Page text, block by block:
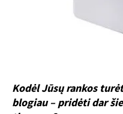
Kodėl Jūsų rankos
blogiau – pridėti dar